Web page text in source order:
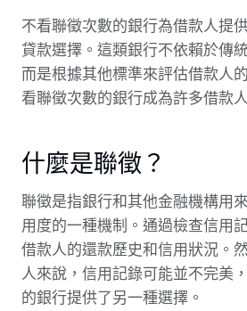
不看聯徵次數的銀行為借款人提
貸款選擇。這類銀行不依賴於傳
而是根據其他標準來評估借款人
看聯徵次數的銀行成為許多借款
什麼是聯徵？
聯徵是指銀行和其他金融機構用
用度的一種機制。通過檢查信用
借款人的還款歷史和信用狀況。
人來說，信用記錄可能並不完美
的銀行提供了另一種選擇。